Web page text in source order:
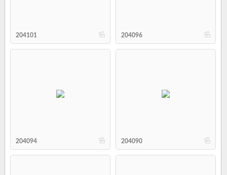
b
204101 b
204096
b
204094 b
204090